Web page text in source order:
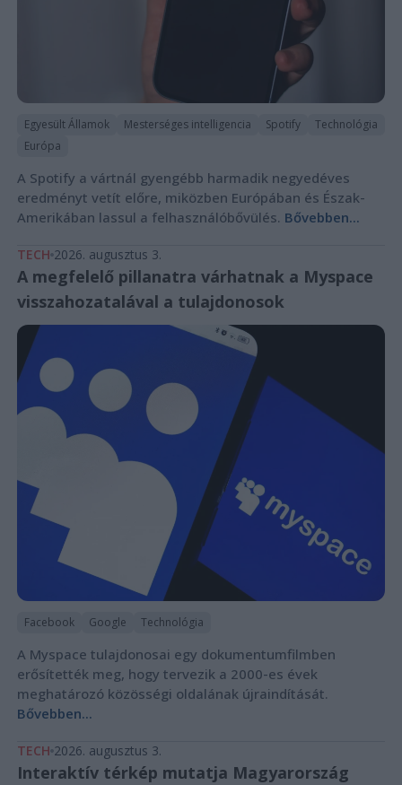
Egyesült Államok Mesterséges intelligencia Spotify
Technológia
Európa
A Spotify a vártnál gyengébb harmadik negyedéves
eredményt vetít előre, miközben Európában és Észak-
Amerikában lassul a felhasználóbővülés. Bővebben...
TECH 2026. augusztus 3.
A megfelelő pillanatra várhatnak a Myspace
visszahozatalával a tulajdonosok
Facebook Google Technológia
A Myspace tulajdonosai egy dokumentumfilmben
erősítették meg, hogy tervezik a 2000-es évek
meghatározó közösségi oldalának újraindítását.
Bővebben...
TECH 2026. augusztus 3.
Interaktív térkép mutatja Magyarország